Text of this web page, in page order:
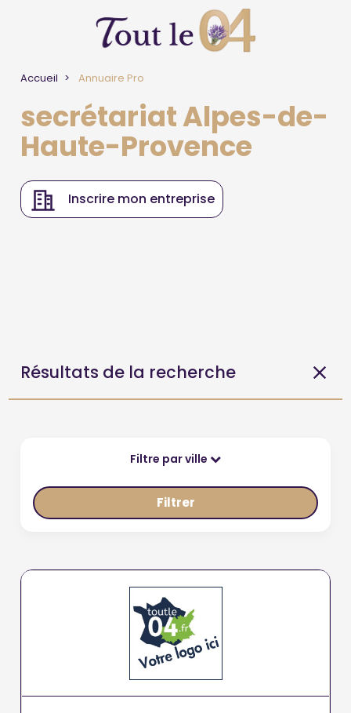
Accueil Annuaire Pro
secrétariat Alpes-de-
Haute-Provence
Inscrire mon entreprise
Résultats de la recherche
Filtre par ville
Filtrer